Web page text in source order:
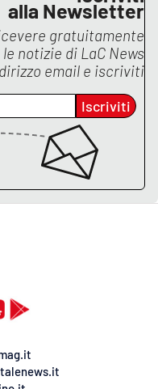
alla Newsletter
gratuitamente
notizie di LaC News
email e iscriviti
Iscriviti